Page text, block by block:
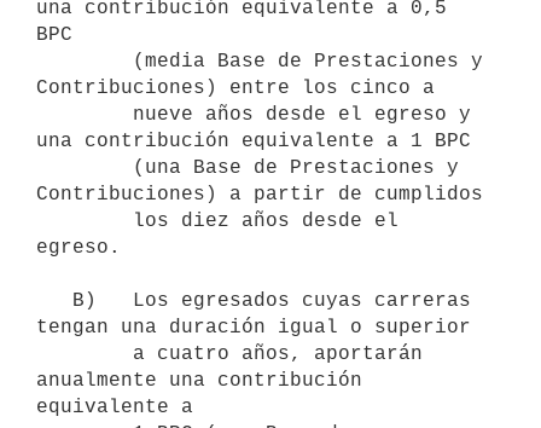
una contribución equivalente a 0,5
BPC
Contribuciones) entre los cinco a
una contribución equivalente a 1 BPC
Contribuciones) a partir de cumplidos
egreso.
tengan una duración igual o superior
anualmente una contribución
equivalente a